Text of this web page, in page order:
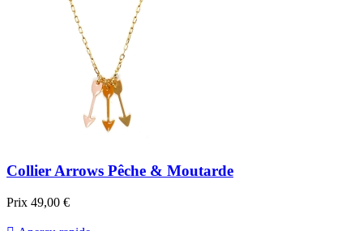
Collier Arrows Pêche & Moutarde
Prix 49,00 €